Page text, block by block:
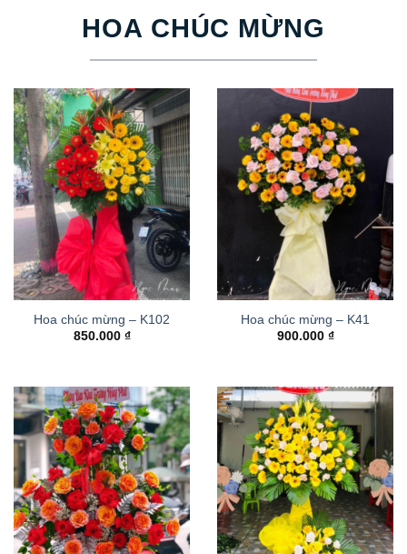
HOA CHÚC MỪNG
Hoa chúc mừng – K102
850.000 ₫
Hoa chúc mừng – K41
900.000 ₫